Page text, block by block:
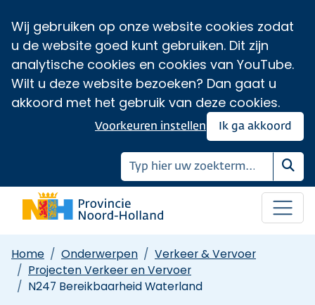
Wij gebruiken op onze website cookies zodat
u de website goed kunt gebruiken. Dit zijn
analytische cookies en cookies van YouTube.
Wilt u deze website bezoeken? Dan gaat u
akkoord met het gebruik van deze cookies.
Ik ga akkoord
Voorkeuren instellen
Home Onderwerpen
Verkeer & Vervoer
Projecten Verkeer en Vervoer
N247 Bereikbaarheid Waterland